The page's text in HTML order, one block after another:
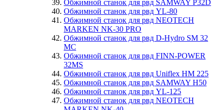
Обжимной станок для рвд SAMWAY P32D
Обжимной станок для рвд YL-80
Обжимной станок для рвд NEOTECH
MARKEN NK-30 PRO
Обжимной станок для рвд D-Hydro SM 32
MC
Обжимной станок для рвд FINN-POWER
32MS
Обжимной станок для рвд Uniflex HM 225
Обжимной станок для рвд SAMWAY H50
Обжимной станок для рвд YL-125
Обжимной станок для рвд NEOTECH